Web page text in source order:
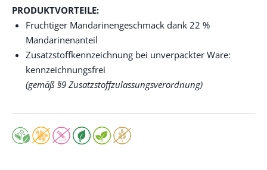
PRODUKTVORTEILE:
Fruchtiger Mandarinengeschmack dank 22 %
Mandarinenanteil
Zusatzstoffkennzeichnung bei unverpackter Ware:
kennzeichnungsfrei
(gemäß §9 Zusatzstoffzulassungsverordnung)